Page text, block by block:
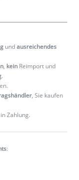
undausreichendes
, kein Reimport und
.
, Sie kaufen
Zahlung.
: